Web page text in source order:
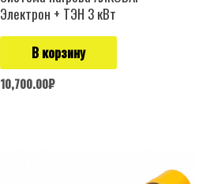
Электрон + ТЭН 3 кВт
В корзину
10,700.00₽